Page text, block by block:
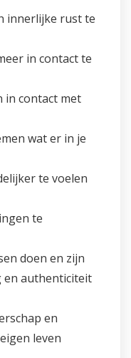
innerlijke rust te
in contact te
in contact met
wat er in je
te voelen
te
doen en zijn
en authenticiteit
en
leven